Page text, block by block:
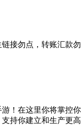
接勿点，转账汇款
！在这里你将掌控
持你建立和生产更